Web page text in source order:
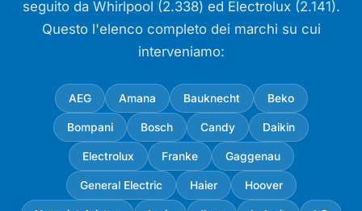
seguito da Whirlpool (2.338) ed Electrolux (2.141).
Questo l'elenco completo dei marchi su cui
interveniamo:
AEG Amana Bauknecht Beko
Bompani Bosch Candy Daikin
Electrolux Franke Gaggenau
General Electric Haier Hoover